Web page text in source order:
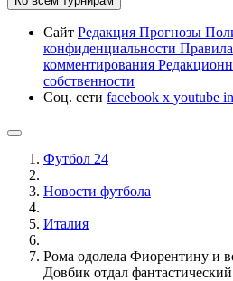
Сайт Редакция Прогнозы
конфиденциальности
комментирования
собственности
Соц. сети facebook x youtube
Футбол 24
Новости футбола
Италия
Рома одолела Фиорентину и
Довбик отдал